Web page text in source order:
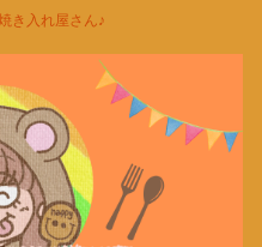
き入れ屋さん♪